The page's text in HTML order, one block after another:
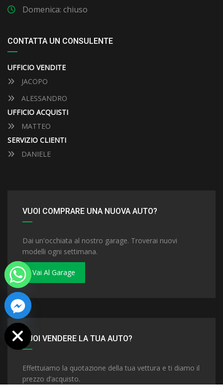
Domenica: chiuso
CONTATTA UN CONSULENTE
UFFICIO VENDITE
JACOPO
ALESSANDRO
UFFICIO ACQUISTI
MATTEO
SERVIZIO CLIENTI
DANIELE
VUOI COMPRARE UNA NUOVA AUTO?
Dai un'occhiata al nostro garage. Troverai nuovi
modelli ogni settimana.
Vai Al Garage
VUOI VENDERE LA TUA AUTO?
Effettuiamo la quotazione della tua vettura e ti diamo il
prezzo d’acquisto.